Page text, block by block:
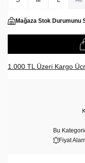
Mağaza Stok Durumunu
1.000 TL Üzeri Kargo
Bu
Fiyat